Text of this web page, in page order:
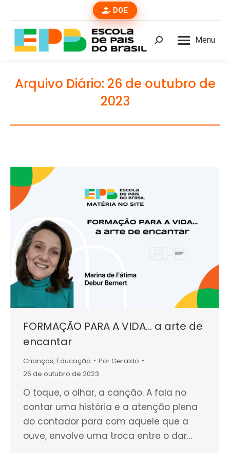
DOE
Menu
Buscar
Arquivo Diário: 26 de outubro de
2023
FORMAÇÃO PARA A VIDA… a arte de
encantar
Crianças, Educação PorGeraldo
26 de outubro de 2023
O toque, o olhar, a canção. A fala no
contar uma história e a atenção plena
do contador para com aquele que a
ouve, envolve uma troca entre o dar…